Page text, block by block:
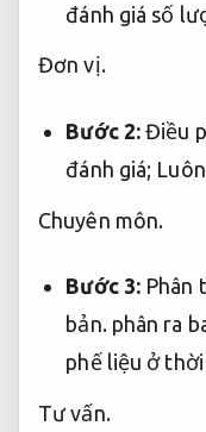
đánh giá số
Đơn vị.
Bước 2: Điều
đánh giá;
Chuyên môn.
Bước 3: Phân
bản. phân ra
phế liệu ở
Tư vấn.